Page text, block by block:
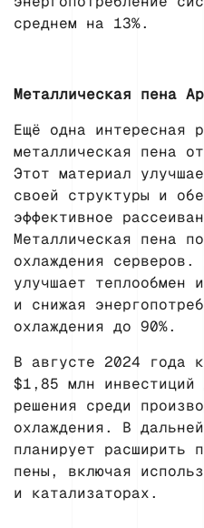
среднем на 13%.
Металлическая пена
Ещё одна интересная
металлическая пена
Этот материал
своей структуры и
эффективное
Металлическая пена
охлаждения серверов.
улучшает теплообмен
и снижая
охлаждения до 90%.
В августе 2024 года
$1,85 млн инвестиций
решения среди
охлаждения. В
планирует расширить
пены, включая
и катализаторах.